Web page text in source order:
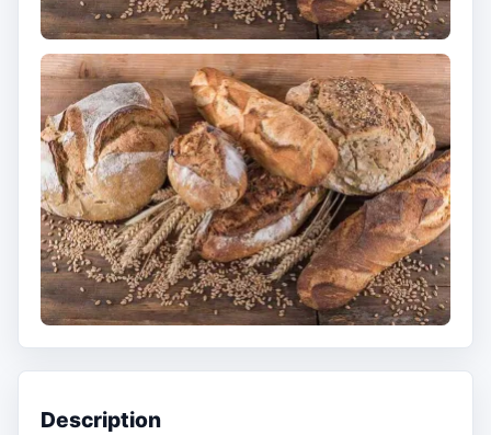
Description